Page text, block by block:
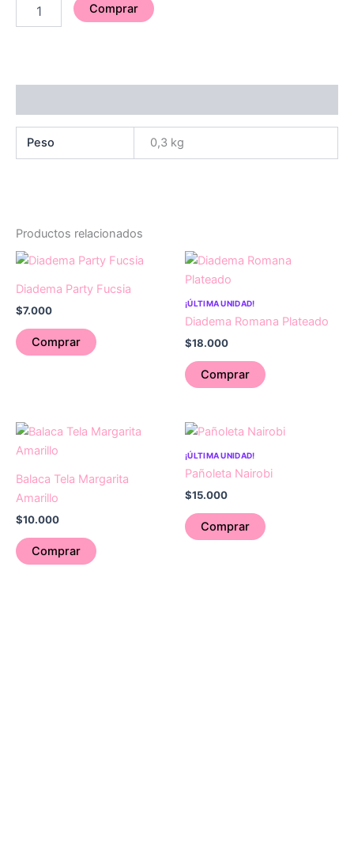
Comprar
Peso 0,3 kg
Productos relacionados
Diadema Party Fucsia
$7.000
Comprar
¡ÚLTIMA UNIDAD!
Diadema Romana Plateado
$18.000
Comprar
Balaca Tela Margarita
Amarillo
$10.000
Comprar
¡ÚLTIMA UNIDAD!
Pañoleta Nairobi
$15.000
Comprar